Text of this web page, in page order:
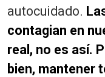
autocuidado.
contagian en
real, no es así.
bien, mantener